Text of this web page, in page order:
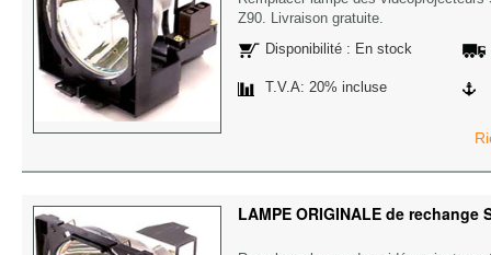
Z90. Livraison gratuite.
Disponibilité : En stock
T.V.A: 20% incluse
LAMPE ORIGINALE de rechange